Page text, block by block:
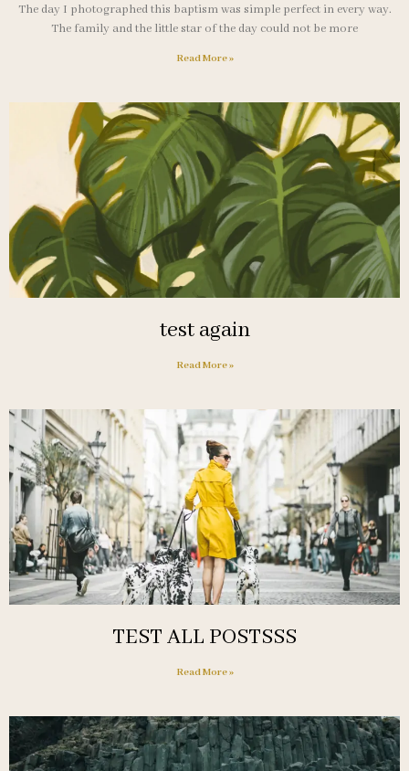
The day I photographed this baptism was simple perfect in every way.
The family and the little star of the day could not be more
Read More »
test again
Read More »
TEST ALL POSTSSS
Read More »